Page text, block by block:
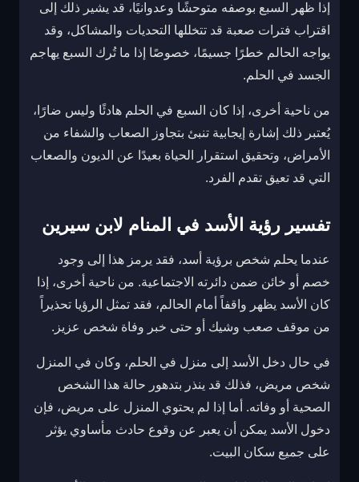
إذا ظهر السبع بوصفه متوحشًا وعدوانيًا، قد يشير ذلك إلى
اقتراب فترات صعبة قد تتخللها التحديات والمشاكل، وقد
يواجه الحالم خطرًا جسيمًا، خصوصًا إذا ما تُرك السبع يهاجم
الجسد في الحلم.
من ناحية أخرى، إذا كان السبع في الحلم هادئًا وليس ضارًا،
يُعتبر ذلك إشارة إيجابية تنبئ بتجاوز الصعاب والشفاء من
الأمراض، وتحقيق استقرار الحياة بعيدًا عن الديون والصعاب
التي قد تعيق تقدم الفرد.
تفسير رؤية الأسد في المنام لابن سيرين
عندما يحلم شخص برؤية أسد، فقد يرمز هذا إلى وجود
خصم أو خائن ضمن دائرته الاجتماعية. من ناحية أخرى، إذا
كان الأسد يظهر واقفاً أمام الحالم، فقد تمثل الرؤيا تحذيراً
من موقف صعب وشيك أو حتى خبر وفاة شخص عزيز.
في حال دخل الأسد إلى منزل في الحلم، وكان في المنزل
شخص مريض، فذلك قد ينذر بتدهور حالة هذا الشخص
الصحية أو وفاته. أما إذا لم يحتوي المنزل على مريض، فإن
دخول الأسد يمكن أن يعبر عن وقوع حادث مأساوي يؤثر
على جميع سكان البيت.